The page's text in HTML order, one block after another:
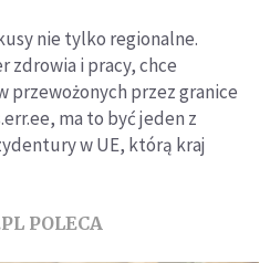
nie tylko regionalne.
zdrowia i pracy, chce
przewożonych przez granice
ma to być jeden z
w UE, którą kraj
POLECA